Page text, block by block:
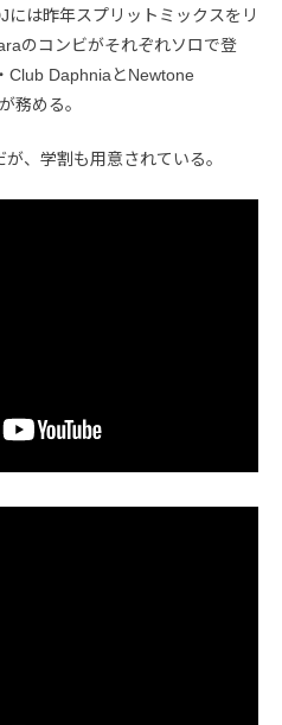
は昨年スプリットミックスをリ
のコンビがそれぞれソロで登
Club DaphniaとNewtone
務める。
、学割も用意されている。